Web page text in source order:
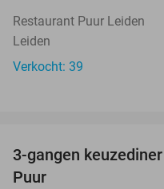
Restaurant Puur Leiden
Leiden
Verkocht: 39
3-gangen
Puur